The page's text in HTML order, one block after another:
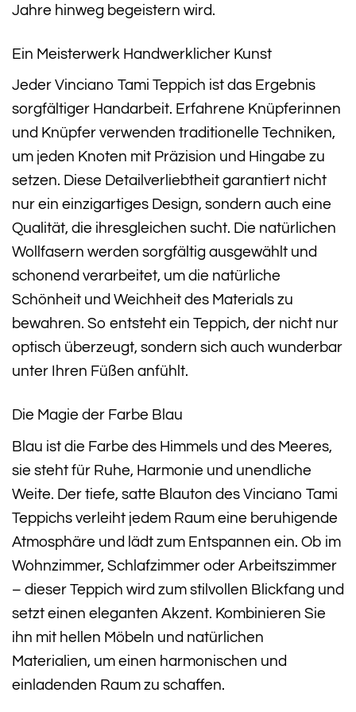
Jahre hinweg begeistern wird.
Ein Meisterwerk Handwerklicher Kunst
Jeder Vinciano Tami Teppich ist das Ergebnis
sorgfältiger Handarbeit. Erfahrene Knüpferinnen
und Knüpfer verwenden traditionelle Techniken,
um jeden Knoten mit Präzision und Hingabe zu
setzen. Diese Detailverliebtheit garantiert nicht
nur ein einzigartiges Design, sondern auch eine
Qualität, die ihresgleichen sucht. Die natürlichen
Wollfasern werden sorgfältig ausgewählt und
schonend verarbeitet, um die natürliche
Schönheit und Weichheit des Materials zu
bewahren. So entsteht ein Teppich, der nicht nur
optisch überzeugt, sondern sich auch wunderbar
unter Ihren Füßen anfühlt.
Die Magie der Farbe Blau
Blau ist die Farbe des Himmels und des Meeres,
sie steht für Ruhe, Harmonie und unendliche
Weite. Der tiefe, satte Blauton des Vinciano Tami
Teppichs verleiht jedem Raum eine beruhigende
Atmosphäre und lädt zum Entspannen ein. Ob im
Wohnzimmer, Schlafzimmer oder Arbeitszimmer
– dieser Teppich wird zum stilvollen Blickfang und
setzt einen eleganten Akzent. Kombinieren Sie
ihn mit hellen Möbeln und natürlichen
Materialien, um einen harmonischen und
einladenden Raum zu schaffen.